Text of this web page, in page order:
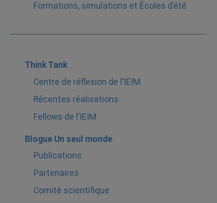
Formations, simulations et Écoles d’été
Think Tank
Centre de réflexion de l’IEIM
Récentes réalisations
Fellows de l’IEIM
Blogue Un seul monde
Publications
Partenaires
Comité scientifique